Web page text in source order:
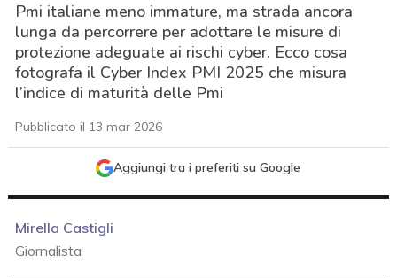
Pmi italiane meno immature, ma strada ancora
lunga da percorrere per adottare le misure di
protezione adeguate ai rischi cyber. Ecco cosa
fotografa il Cyber Index PMI 2025 che misura
l’indice di maturità delle Pmi
Pubblicato il 13 mar 2026
Aggiungi tra i preferiti su Google
Mirella Castigli
Giornalista